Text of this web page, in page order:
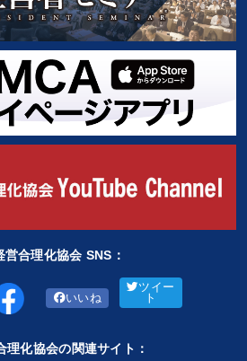
営合理化協会 SNS：
いいね
ツイー
ト
理化協会の関連サイト：